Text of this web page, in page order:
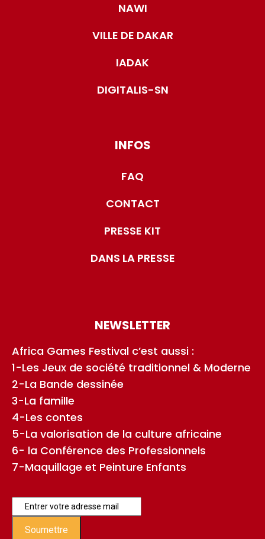
NAWI
VILLE DE DAKAR
IADAK
DIGITALIS-SN
INFOS
FAQ
CONTACT
PRESSE KIT
DANS LA PRESSE
NEWSLETTER
Africa Games Festival c’est aussi :
1-Les Jeux de société traditionnel & Moderne
2-La Bande dessinée
3-La famille
4-Les contes
5-La valorisation de la culture africaine
6- la Conférence des Professionnels
7-Maquillage et Peinture Enfants
Soumettre